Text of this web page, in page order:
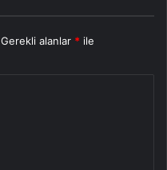
Gerekli alanlar * ile